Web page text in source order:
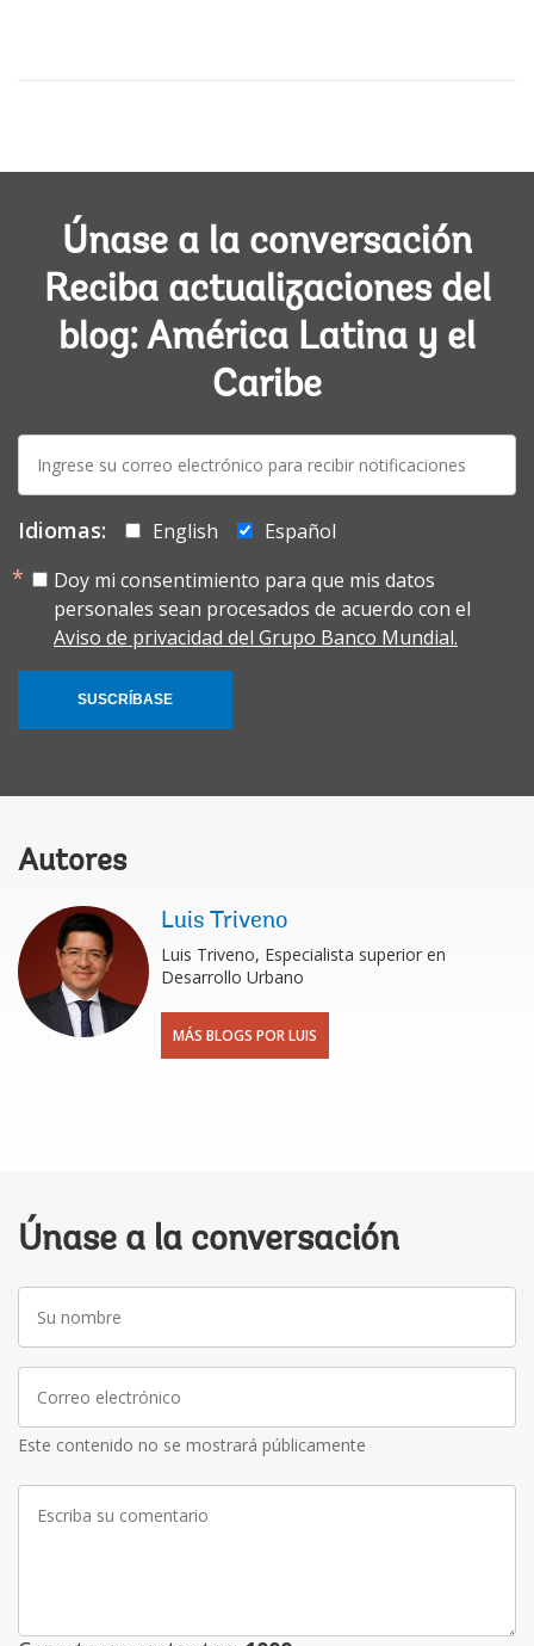
Únase a la conversación
Reciba actualizaciones del
blog: América Latina y el
Caribe
mail:
Idiomas: English
Español
Doy mi consentimiento para que mis datos
personales sean procesados de acuerdo con el
Aviso de privacidad del Grupo Banco Mundial.
SUSCRÍBASE
Autores
Luis Triveno
Luis Triveno, Especialista superior en
Desarrollo Urbano
MÁS BLOGS POR LUIS
Únase a la conversación
nombre
electrónico
Este contenido no se mostrará públicamente